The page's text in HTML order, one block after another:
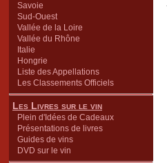
Savoie
Sud-Ouest
Vallée de la Loire
Vallée du Rhône
Italie
Hongrie
Liste des Appellations
Les Classements Officiels
Les Livres sur le vin
Plein d'Idées de Cadeaux
Présentations de livres
Guides de vins
DVD sur le vin